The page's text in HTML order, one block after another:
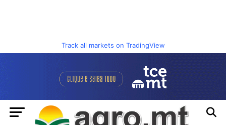
Track all markets on TradingView